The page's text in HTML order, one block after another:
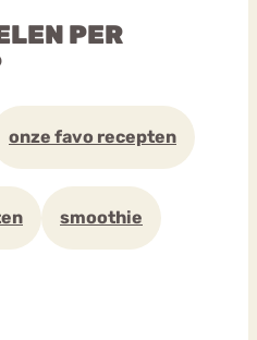
PER
onze favo recepten
smoothie